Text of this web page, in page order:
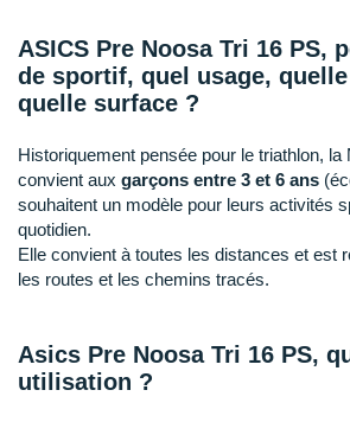
ASICS Pre Noosa Tri 16 PS,
de sportif, quel usage,
quelle surface ?
Historiquement pensée pour le triathlon, la
convient aux garçons entre 3 et 6 ans
souhaitent un modèle pour leurs activités
quotidien.
Elle convient à toutes les distances et est
les routes et les chemins tracés.
Asics Pre Noosa Tri 16 PS,
utilisation ?
Orca
OVERSTIMS
Patagonia
Petzl
Polar
Raidlight